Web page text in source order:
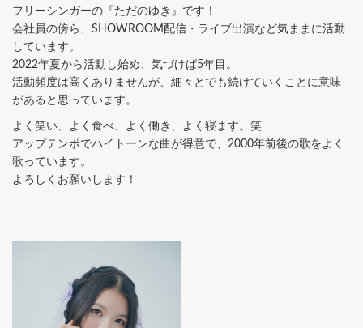
フリーシンガーの『ただのゆき』です！
会社員の傍ら、SHOWROOM配信・ライブ出演など気ままに活動
しています。
2022年夏から活動し始め、気づけば5年目。
活動頻度は高くありませんが、細々とでも続けていくことに意味
があると思っています。
よく笑い、よく食べ、よく働き、よく寝ます。笑
アップテンポでハイトーンな曲が得意で、2000年前後の歌をよく
歌っています。
よろしくお願いします！